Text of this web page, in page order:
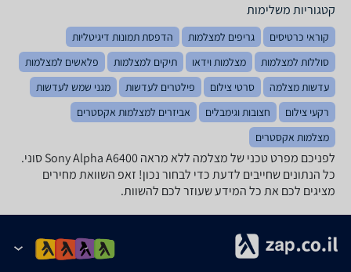
קטגוריות משלימות
קוראי כרטיסים גריפים למצלמות
הדפסת תמונות דיגיטליות
סוללות למצלמות
מצלמות וידאו תיקים למצלמות
פלאשים למצלמות
עדשות מצלמה
סרטי צילום פילטרים לעדשות
מגני שמש לעדשות
רקעי צילום
חצובות וגימבלים
אביזרים למצלמות אקסטרים
מצלמות אקסטרים
לפניכם מפרט טכני של מצלמה ‏ללא מראה Sony Alpha A6400 סוני.
כל הנתונים שחייבים לדעת כדי לבחור נכון! זאפ השוואת מחירים
מציגים לכם את כל המידע שעוזר לכם להשוות.